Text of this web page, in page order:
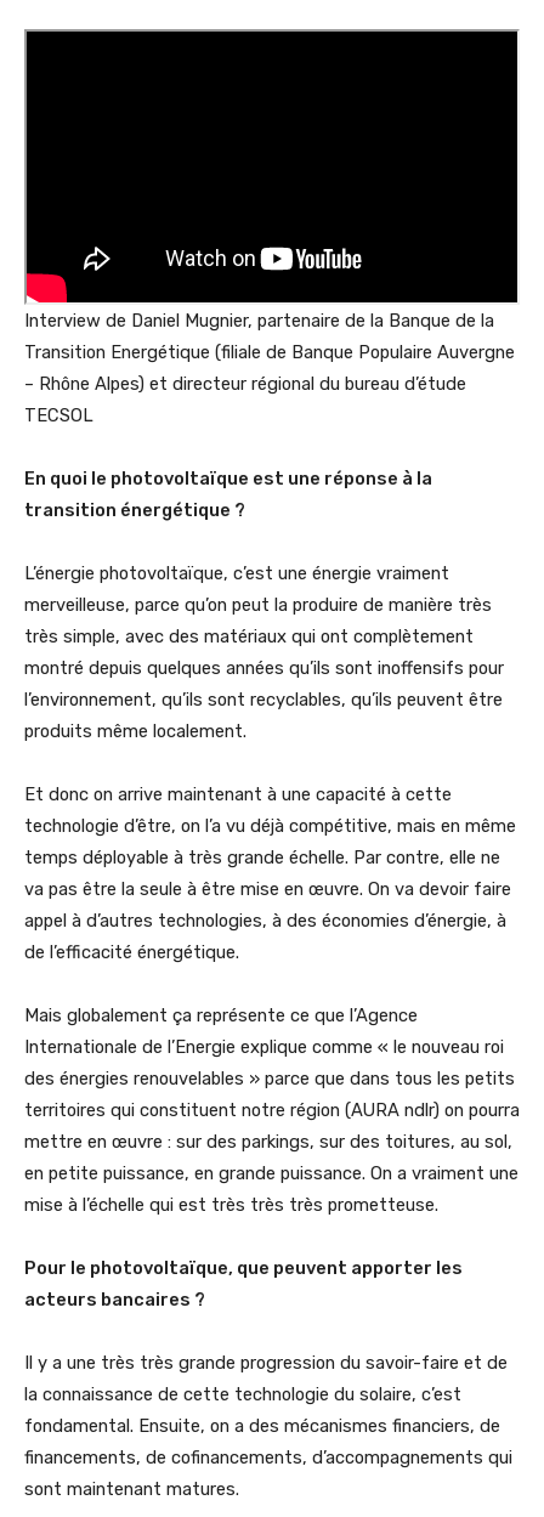
Interview de Daniel Mugnier, partenaire de la Banque de la
Transition Energétique (filiale de Banque Populaire Auvergne
– Rhône Alpes) et directeur régional du bureau d’étude
TECSOL
En quoi le photovoltaïque est une réponse à la
transition énergétique ?
L’énergie photovoltaïque, c’est une énergie vraiment
merveilleuse, parce qu’on peut la produire de manière très
très simple, avec des matériaux qui ont complètement
montré depuis quelques années qu’ils sont inoffensifs pour
l’environnement, qu’ils sont recyclables, qu’ils peuvent être
produits même localement.
Et donc on arrive maintenant à une capacité à cette
technologie d’être, on l’a vu déjà compétitive, mais en même
temps déployable à très grande échelle. Par contre, elle ne
va pas être la seule à être mise en œuvre. On va devoir faire
appel à d’autres technologies, à des économies d’énergie, à
de l’efficacité énergétique.
Mais globalement ça représente ce que l’Agence
Internationale de l’Energie explique comme « le nouveau roi
des énergies renouvelables » parce que dans tous les petits
territoires qui constituent notre région (AURA ndlr) on pourra
mettre en œuvre : sur des parkings, sur des toitures, au sol,
en petite puissance, en grande puissance. On a vraiment une
mise à l’échelle qui est très très très prometteuse.
Pour le photovoltaïque, que peuvent apporter les
acteurs bancaires ?
Il y a une très très grande progression du savoir-faire et de
la connaissance de cette technologie du solaire, c’est
fondamental. Ensuite, on a des mécanismes financiers, de
financements, de cofinancements, d’accompagnements qui
sont maintenant matures.